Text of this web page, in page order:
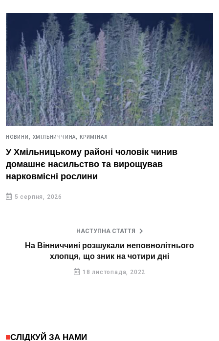
НОВИНИ, ХМІЛЬНИЧЧИНА, КРИМІНАЛ
У Хмільницькому районі чоловік чинив
домашнє насильство та вирощував
нарковмісні рослини
5 серпня, 2026
НАСТУПНА СТАТТЯ
На Вінниччині розшукали неповнолітнього
хлопця, що зник на чотири дні
18 листопада, 2022
СЛІДКУЙ ЗА НАМИ